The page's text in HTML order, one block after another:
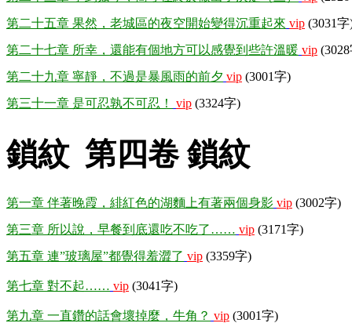
第二十五章 果然，老城區的夜空開始變得沉重起來 vip (3031字
第二十七章 所幸，還能有個地方可以感覺到些許溫暖 vip
第二十九章 寧靜，不過是暴風雨的前夕 vip (3001字)
第三十一章 是可忍孰不可忍！
vip (3324字)
鎖紋 第四卷 鎖紋
第一章 伴著晚霞，緋紅色的湖麵上有著兩個身影 vip (3002字)
第三章 所以說，早餐到底還吃不吃了…… vip (3171字)
第五章 連”玻璃屋”都覺得羞澀了 vip (3359字)
第七章 對不起…… vip (3041字)
第九章 一直鑽的話會壞掉麼，牛角？ vip (3001字)